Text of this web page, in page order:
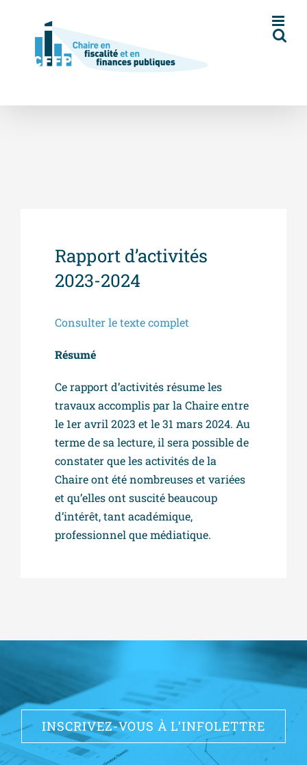
Rapport d’activités
2023-2024
Consulter le texte complet
Résumé
Ce rapport d’activités résume les
travaux accomplis par la Chaire entre
le 1er avril 2023 et le 31 mars 2024. Au
terme de sa lecture, il sera possible de
constater que les activités de la
Chaire ont été nombreuses et variées
et qu’elles ont suscité beaucoup
d’intérêt, tant académique,
professionnel que médiatique.
INSCRIVEZ-VOUS À L’INFOLETTRE